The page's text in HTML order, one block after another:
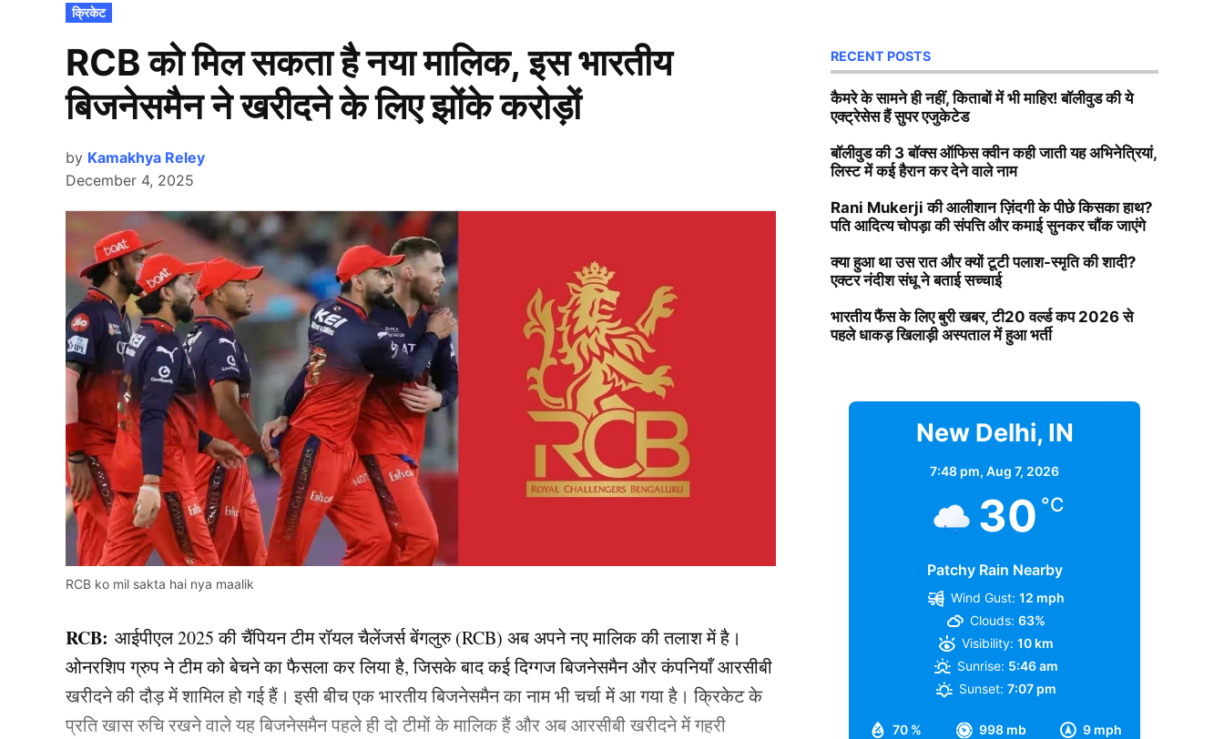
POSTED
IN
क्रिकेट
RCB को मिल सकता है नया मालिक, इस भारतीय
बिजनेसमैन ने खरीदने के लिए झोंके करोड़ों
by Kamakhya Reley
December 4, 2025
RCB ko mil sakta hai nya maalik
RCB: आईपीएल 2025 की चैंपियन टीम रॉयल चैलेंजर्स बेंगलुरु (RCB) अब अपने नए मालिक की तलाश में है।
ओनरशिप ग्रुप ने टीम को बेचने का फैसला कर लिया है, जिसके बाद कई दिग्गज बिजनेसमैन और कंपनियाँ आरसीबी
खरीदने की दौड़ में शामिल हो गई हैं। इसी बीच एक भारतीय बिजनेसमैन का नाम भी चर्चा में आ गया है। क्रिकेट के
प्रति खास रुचि रखने वाले यह बिजनेसमैन पहले ही दो टीमों के मालिक हैं और अब आरसीबी खरीदने में गहरी
RECENT POSTS
कैमरे के सामने ही नहीं, किताबों में भी माहिर! बॉलीवुड की ये
एक्ट्रेसेस हैं सुपर एजुकेटेड
बॉलीवुड की 3 बॉक्स ऑफिस क्वीन कही जाती यह अभिनेत्रियां,
लिस्ट में कई हैरान कर देने वाले नाम
Rani Mukerji की आलीशान ज़िंदगी के पीछे किसका हाथ?
पति आदित्य चोपड़ा की संपत्ति और कमाई सुनकर चौंक जाएंगे
क्या हुआ था उस रात और क्यों टूटी पलाश-स्मृति की शादी?
एक्टर नंदीश संधू ने बताई सच्चाई
भारतीय फैंस के लिए बुरी खबर, टी20 वर्ल्ड कप 2026 से
पहले धाकड़ खिलाड़ी अस्पताल में हुआ भर्ती
New Delhi, IN
7:48 pm, Aug 7, 2026
30 °C
Patchy Rain Nearby
70 % 998 mb 9 mph
Wind Gust: 12 mph
Clouds: 63%
Visibility: 10 km
Sunrise: 5:46 am
Sunset: 7:07 pm